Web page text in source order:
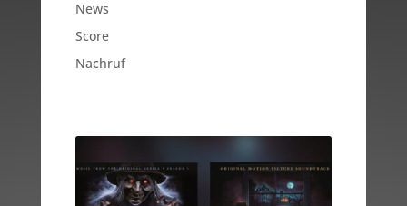
News
Score
Nachruf